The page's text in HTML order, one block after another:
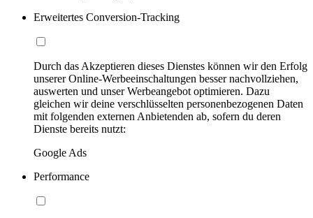
Erweitertes Conversion-Tracking
Durch das Akzeptieren dieses Dienstes können wir den Erfolg
unserer Online-Werbeeinschaltungen besser nachvollziehen,
auswerten und unser Werbeangebot optimieren. Dazu
gleichen wir deine verschlüsselten personenbezogenen Daten
mit folgenden externen Anbietenden ab, sofern du deren
Dienste bereits nutzt:
Google Ads
Performance